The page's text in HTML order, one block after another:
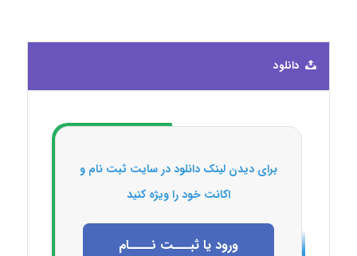
دانلود
برای دیدن لینک دانلود در سایت ثبت نام و
اکانت خود را ویژه کنید
ورود یا ثبـــت نــــام